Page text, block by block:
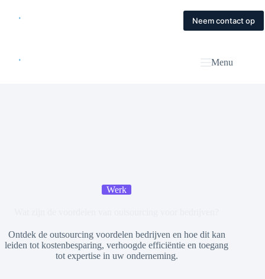
Contact
Neem contact op
Menu
Werk
Ontdek de outsourcing voordelen bedrijven en hoe dit kan
leiden tot kostenbesparing, verhoogde efficiëntie en toegang
tot expertise in uw onderneming.